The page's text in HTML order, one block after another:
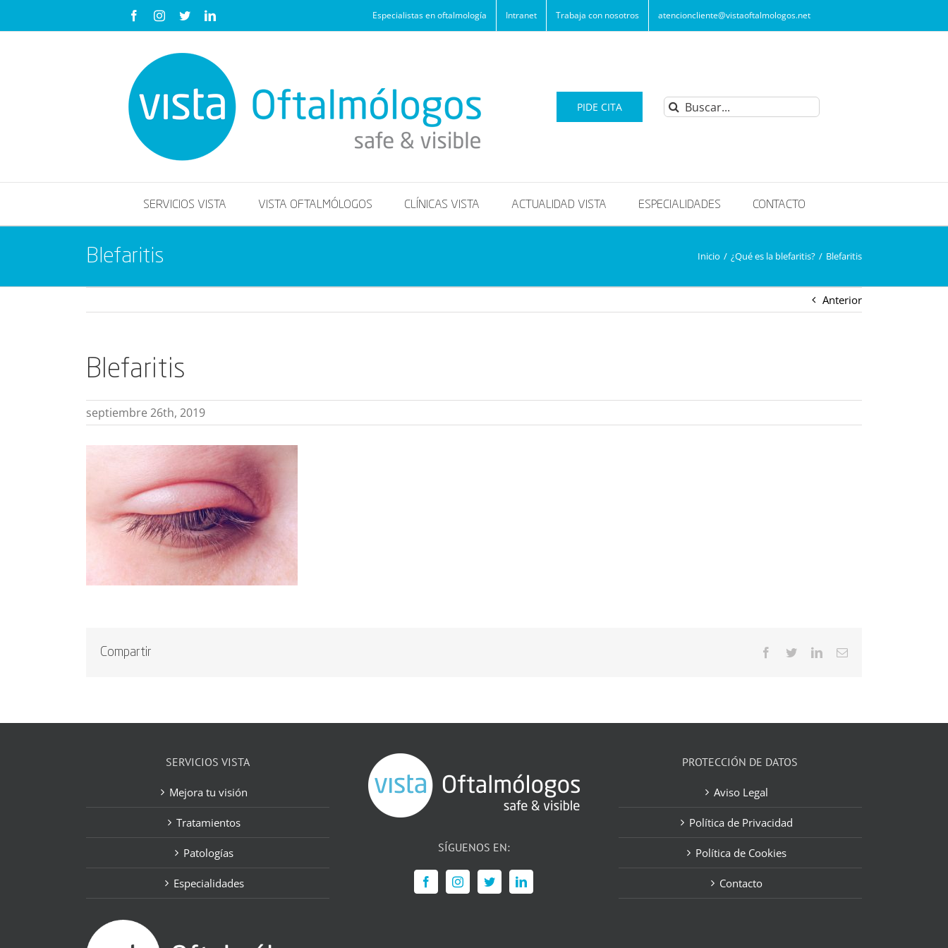
FacebookInstagram
TwitterLinkedIn Especialistas en oftalmología Intranet Trabaja con nosotros atencioncliente@vistaoftalmologos.net
PIDE CITA Buscar:
SERVICIOS VISTA VISTA OFTALMÓLOGOS CLÍNICAS VISTA ACTUALIDAD VISTA ESPECIALIDADES CONTACTO
Blefaritis Inicio / ¿Qué es la blefaritis? / Blefaritis
Anterior
Blefaritis
septiembre 26th, 2019
Compartir Facebook
TwitterLinkedInCorreo
SERVICIOS VISTA
Mejora tu visión
Tratamientos
Patologías
Especialidades
SÍGUENOS EN:
PROTECCIÓN DE DATOS
Aviso Legal
Política de Privacidad
Política de Cookies
Contacto